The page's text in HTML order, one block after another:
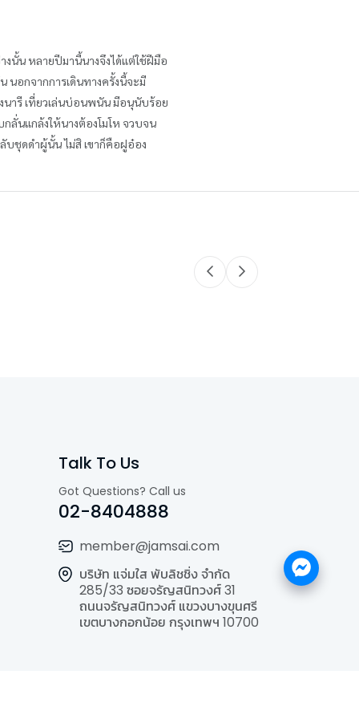
งนั้น หลายปีมานี้นางจึงได้แต่ใช้ฝีมือ
นอกจากการเดินทางครั้งนี้จะมี
งนารี เที่ยวเล่นบ่อนพนัน มีอนุนับร้อย
ลั่นแกล้งให้นางต้องโมโห จวบจน
ชุดดำผู้นั้น ไม่สิ เขาก็คือฝูอ๋อง
Talk To Us
Got Questions? Call us
02-8404888
member@jamsai.com
บริษัท แจ่มใส พับลิชชิ่ง จำกัด
285/33 ซอยจรัญสนิทวงศ์ 31
ถนนจรัญสนิทวงศ์ แขวงบางขุนศรี
เขตบางกอกน้อย กรุงเทพฯ 10700